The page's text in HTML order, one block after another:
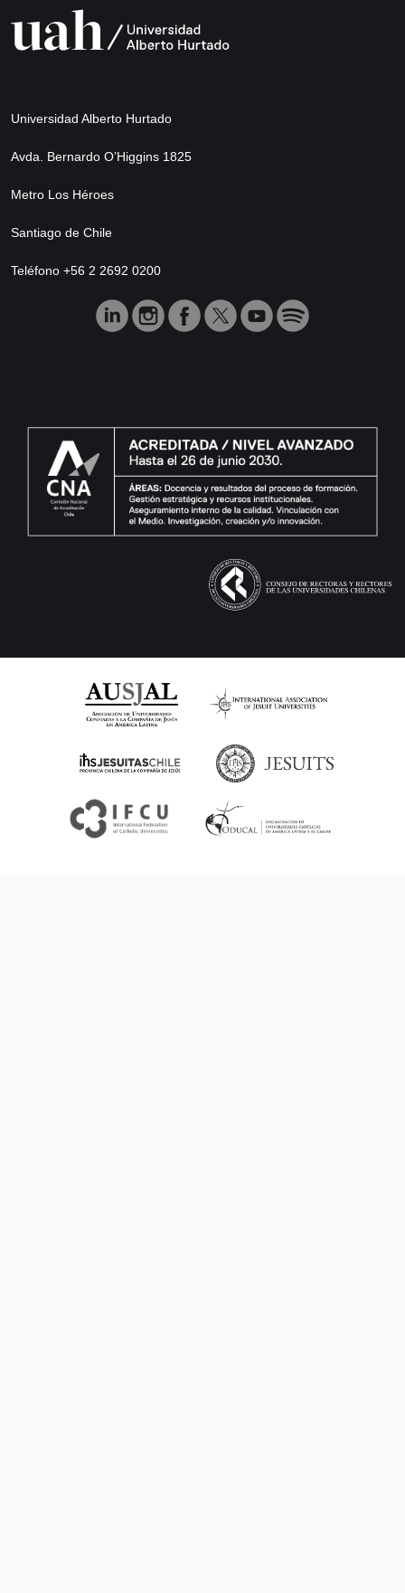
Universidad Alberto Hurtado
Avda. Bernardo O’Higgins 1825
Metro Los Héroes
Santiago de Chile
Teléfono +56 2 2692 0200